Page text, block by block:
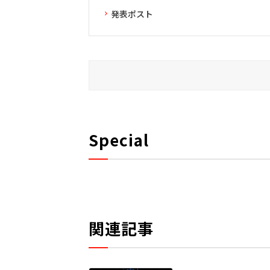
発表ポスト
Special
関連記事